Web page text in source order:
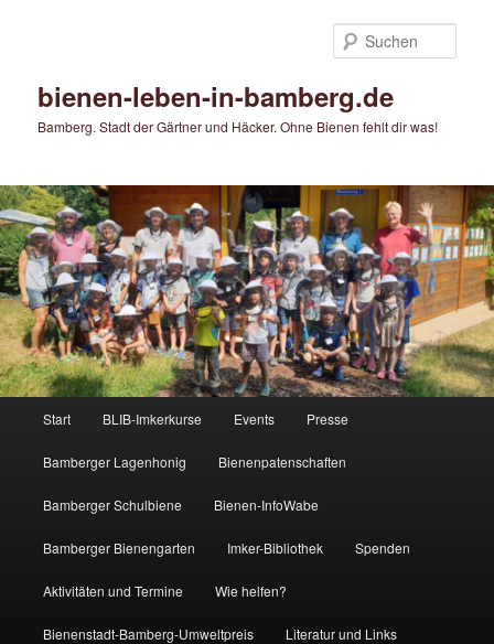
bienen-leben-in-bamberg.de
Bamberg. Stadt der Gärtner und Häcker. Ohne Bienen fehlt dir was!
Start BLIB-Imkerkurse Events Presse
Bamberger Lagenhonig Bienenpatenschaften
Bamberger Schulbiene Bienen-InfoWabe
Bamberger Bienengarten Imker-Bibliothek Spenden
Aktivitäten und Termine Wie helfen?
Bienenstadt-Bamberg-Umweltpreis Literatur und Links